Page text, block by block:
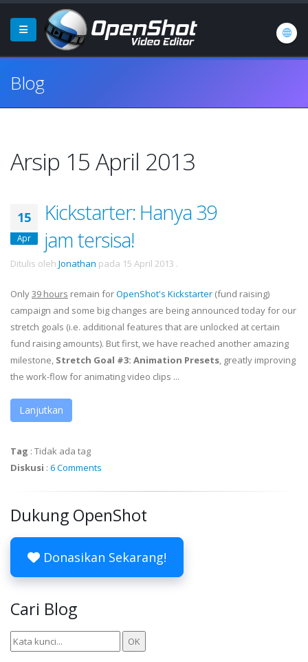
Blog
Arsip 15 April 2013
15
Apr
Kickstarter: Hanya 39
jam tersisa!
Ditulis oleh Jonathan pada 15 April 2013 .
Only39 hours remain forOpenShot's Kickstarter (fund raising)
campaign and some big changes are being announced today for our
stretch goals (i.e. additional features that are unlocked at certain
fund raising amounts). But first, we have reached another amazing
milestone, Stretch Goal #3: Animation Presets, greatly improving
the work-flow for animating video clips ...
Lanjutkan
Tag : Tidak ada tag
Diskusi : 6 Comments
Dukung OpenShot
Donasikan Sekarang!
Cari Blog